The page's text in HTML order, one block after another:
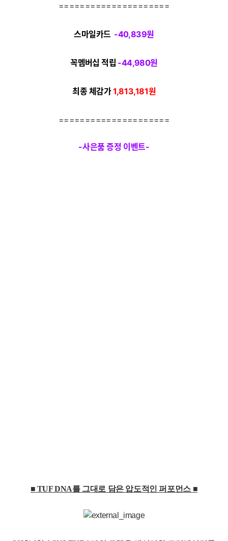
=====================
스마일카드 -40,839원
꼭멤버십 적립 -44,980원
최종 체감가1,813,181원
=====================
-사은품 증정 이벤트-
■ TUF DNA를 그대로 담은 압도적인 퍼포먼스 ■